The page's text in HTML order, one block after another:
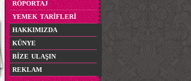
RÖPORTAJ
YEMEK TARİFLERİ
HAKKIMIZDA
KÜNYE
BİZE ULAŞIN
REKLAM